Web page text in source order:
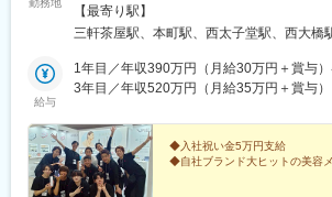
勤務地
ザ比叡3階［最寄り駅］東急田園都市線・
より徒歩3分【大阪本社】大阪府大阪市西
分
【最寄り駅】
三軒茶屋駅、本町駅、西太子堂駅、西大橋
給与
1年目／年収390万円（月給30万円＋賞与
3年目／年収520万円（月給35万円＋賞与）
◆入社祝い金5万円支給
◆自社ブランド大ヒットの美容